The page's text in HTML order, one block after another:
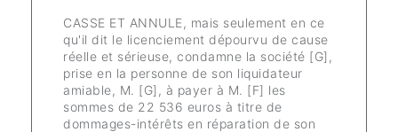
CASSE ET ANNULE, mais seulement en ce
qu'il dit le licenciement dépourvu de cause
réelle et sérieuse, condamne la société [G],
prise en la personne de son liquidateur
amiable, M. [G], à payer à M. [F] les
sommes de 22 536 euros à titre de
dommages-intérêts en réparation de son